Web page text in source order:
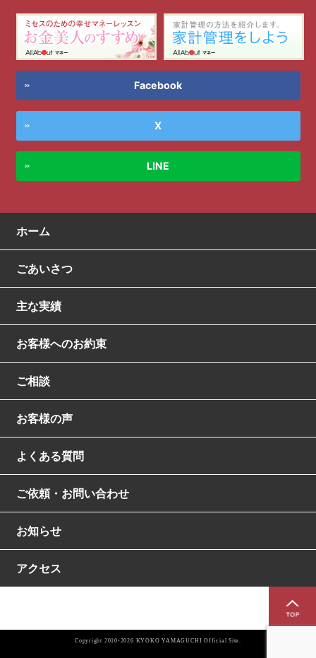
Facebook
X
LINE
ホーム
ごあいさつ
主な実績
お客様へのお約束
ご相談
お客様の声
よくある質問
ご依頼・お問い合わせ
お知らせ
アクセス
Copyright 2010-2026 KYOKO YAMAGUCHI Official Site.